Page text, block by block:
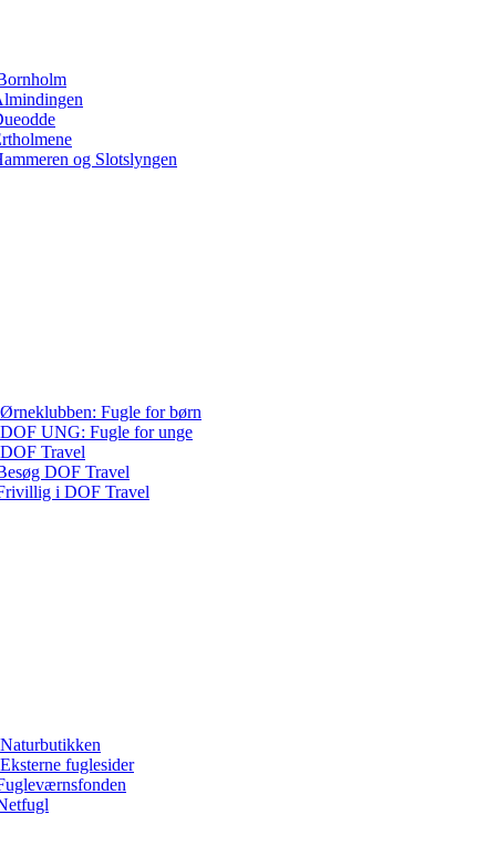
og Slotslyngen
Ørneklubben: Fugle for børn
DOF UNG: Fugle for unge
DOF Travel
DOF Travel
i DOF Travel
Naturbutikken
Eksterne fuglesider